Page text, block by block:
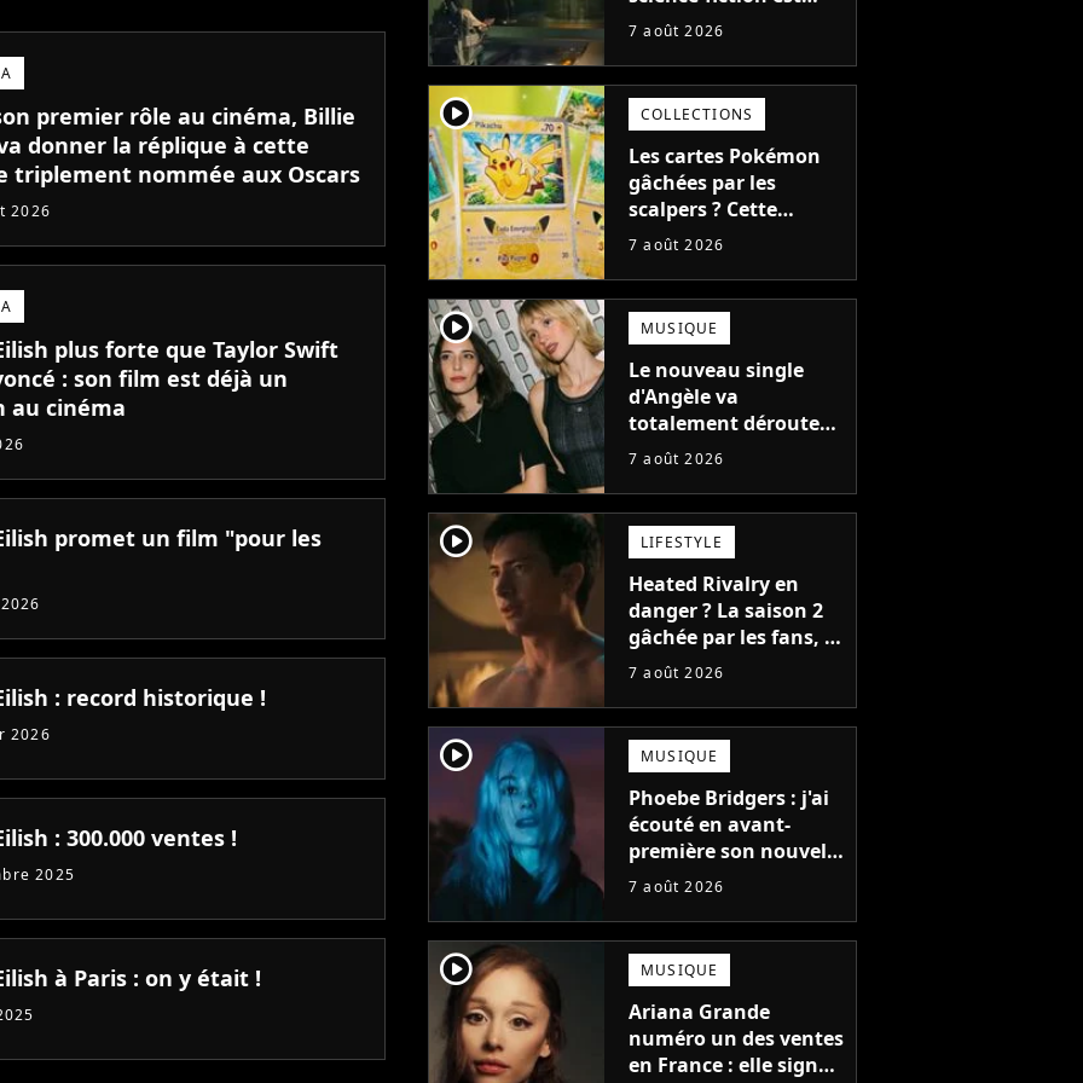
premier rôle au cinéma, Billie
donner la réplique à cette
triplement nommée aux Oscars
2026
plus forte que Taylor Swift
: son film est déjà un
au cinéma
promet un film "pour les
: record historique !
2026
: 300.000 ventes !
2025
à Paris : on y était !
complètement raté,
encore pire à cause de
son acteur
7 août 2026
player2 COLLECTIONS
Les cartes Pokémon
gâchées par les
scalpers ? Cette
technique géniale
ruiner les revendeurs
7 août 2026
player2 MUSIQUE
Le nouveau single
d'Angèle va
totalement dérouter
le public, et c'est une
7 août 2026
player2 LIFESTYLE
Heated Rivalry en
danger ? La saison 2
gâchée par les fans, le
créateur pousse un
7 août 2026
player2 MUSIQUE
Phoebe Bridgers : j'ai
écouté en avant-
première son nouvel
album, c'est le bijou
7 août 2026
player2 MUSIQUE
Ariana Grande
numéro un des ventes
en France : elle signe